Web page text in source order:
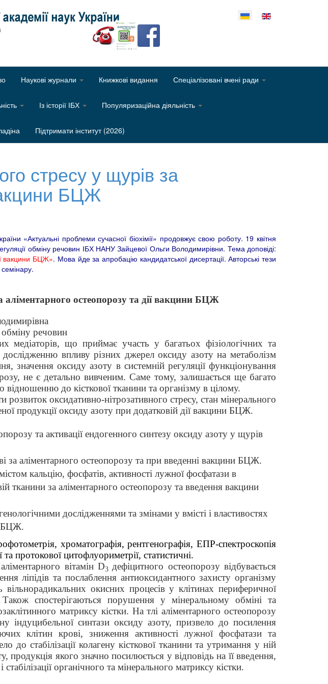
Оберіть свою мову
Наукові журнали Книжкові видання Спеціалізовані вчені ради
Із історії ІБХ Популяризаційна діяльність
Підтримати інститут (2026)
стресу у щурів за
БЦЖ
«Актуальні проблеми сучасної біохімії» продовжує свою роботу. 19 квітня
обміну речовин ІБХ НАНУ Зайцевої Ольги Володимирівни. Тема доповіді:
вакцини БЦЖ». Мова йде за апробацію кандидатської дисертації. Авторські тези
аліментарного остеопорозу та дії вакцини БЦЖ
обміну речовин
медіаторів, що приймає участь у багатьох фізіологічних та
дослідженню впливу різних джерел оксиду азоту на метаболізм
значенняоксиду азоту в системній регуляції функціонування
не є детально вивченим. Саме тому, залишається ще багато
відношенню до кісткової тканини та організму в цілому.
оксидативно-нітрозативного стресу, стан мінерального
продукції оксиду азоту при додатковій дії вакцини БЦЖ.
та активації ендогенного синтезу оксиду азоту у щурів
за аліментарного остеопорозу та при введенні вакцини БЦЖ.
кальцію, фосфатів, активності лужної фосфатази в
тканини за аліментарного остеопорозу та введення вакцини
дослідженнями та змінами у вмісті і властивостях
БЦЖ.
хроматографія, рентгенографія, ЕПР-спектроскопія
та протокової цитофлуориметрії, статистичні.
вітамін D3дефіцитного остеопорозу відбувається
ліпідів та послаблення антиоксидантного захисту організму
окисних процесів у клітинах периферичної
спостерігаються порушення у мінеральному обміні та
матриксу кістки. На тлі аліментарного остеопорозу
індуцибельної синтази оксиду азоту, призвело до посилення
клітин крові, зниження активності лужної фосфатази та
стабілізації колагену кісткової тканини та утримання у ній
якого значно посилюється у відповідь на її введення,
органічного та мінерального матриксу кістки.